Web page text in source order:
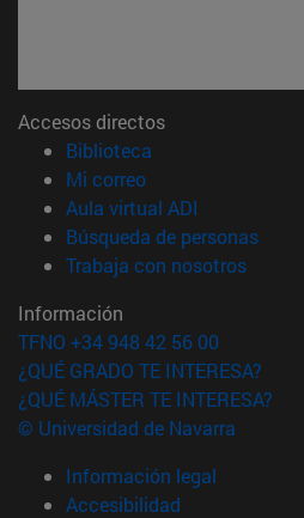
Accesos directos
Biblioteca
Mi correo(abre en nueva
Aula virtual ADI
Búsqueda de personas
Trabaja con nosotros(abre
Información
TFNO +34 948 42 56 00
¿QUÉ GRADO TE INTERESA?
¿QUÉ MÁSTER TE INTERESA?
© Universidad de Navarra
Información legal
Accesibilidad